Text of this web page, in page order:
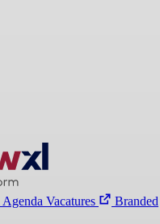
Agenda Vacatures Branded